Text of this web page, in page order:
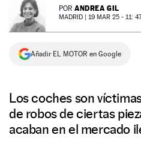
NEWSLETTER POR ANDREA GIL
MADRID | 19 MAR 25 - 11: 47
Añadir EL MOTOR en Google
Los coches son
de robos de ciertas
acaban en el mercado